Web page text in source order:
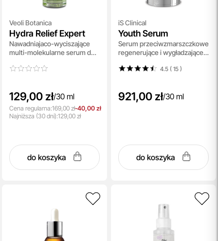
Veoli Botanica
Hydra Relief Expert
Nawadniajaco-wyciszające
multi-molekularne serum do
129,00 zł/30 ml
Cena regularna:169,00 zł-40,00 zł
Najniższa (30 dni):129,00 zł
do koszyka
iS Clinical
Youth Serum
Serum przeciwzmarszczkowe
regenerujące i wygładzające
4.5 ( 15)
921,00 zł/30 ml
do koszyka